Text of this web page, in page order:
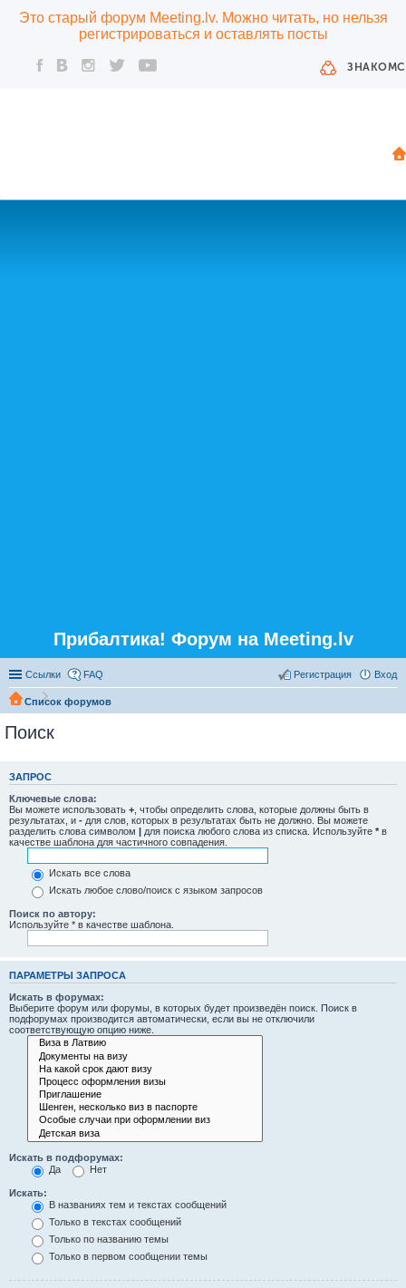
Это старый форум Meeting.lv. Можно читать, но нельзя
регистрироваться и оставлять посты
Прибалтика! Форум на Meeting.lv
Ссылки FAQ Вход
Регистрация
Список форумов
Поиск
ЗАПРОС
Ключевые слова:
Вы можете использовать + , чтобы определить слова, которые должны быть в
результатах, и - для слов, которых в результатах быть не должно. Вы можете
разделить слова символом | для поиска любого слова из списка. Используйте * в
качестве шаблона для частичного совпадения.
Искать все слова
Искать любое слово/поиск с языком запросов
Поиск по автору:
Используйте * в качестве шаблона.
ПАРАМЕТРЫ ЗАПРОСА
Искать в форумах:
Выберите форум или форумы, в которых будет произведён поиск. Поиск в
подфорумах производится автоматически, если вы не отключили
соответствующую опцию ниже.
Искать в подфорумах:
Да
Нет
Искать:
В названиях тем и текстах сообщений
Только в текстах сообщений
Только по названию темы
Только в первом сообщении темы